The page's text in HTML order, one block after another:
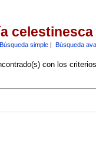
celestinesca
Búsqueda simple| Búsqueda
con los